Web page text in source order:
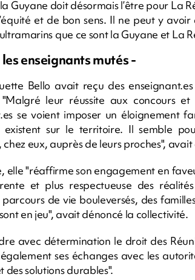
Guyane doit désormais l’être pour La
et de bon sens. Il ne peut y
que ce sont la Guyane et La
enseignants mutés -
Bello avait reçu des
"Malgré leur réussite aux concours
se voient imposer un éloignement
sur le territoire. Il semble
eux, auprès de leurs proches",
elle "réaffirme son engagement en
et plus respectueuse des
de vie bouleversés, des
en jeu", avait dénoncé la collectivité.
avec détermination le droit des
ses échanges avec les
des solutions durables".